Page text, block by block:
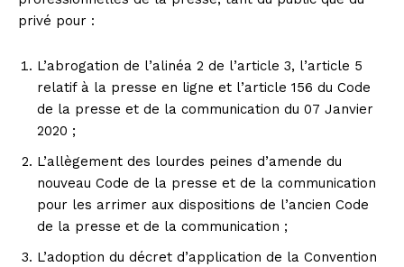
privé pour :
L’abrogation de l’alinéa 2 de l’article 3, l’article 5
relatif à la presse en ligne et l’article 156 du Code
de la presse et de la communication du 07 Janvier
2020 ;
L’allègement des lourdes peines d’amende du
nouveau Code de la presse et de la communication
pour les arrimer aux dispositions de l’ancien Code
de la presse et de la communication ;
L’adoption du décret d’application de la Convention